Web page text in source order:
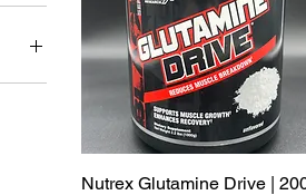
Vista rápida
Nutrex Glutamine Drive |